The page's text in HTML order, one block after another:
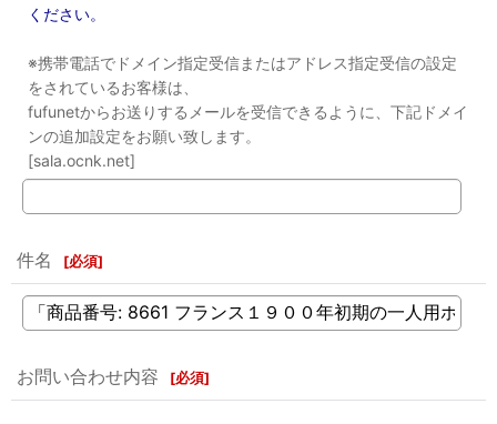
ください。
※携帯電話でドメイン指定受信またはアドレス指定受信の設定
をされているお客様は、
fufunetからお送りするメールを受信できるように、下記ドメイ
ンの追加設定をお願い致します。
[sala.ocnk.net]
件名 [必須]
お問い合わせ内容 [必須]